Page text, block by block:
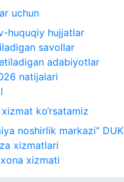
uchun
huquqiy hujjatlar
savollar
adabiyotlar
natijalari
xizmat ko‘rsatamiz
noshirlik markazi” DUK
xizmatlari
xizmati